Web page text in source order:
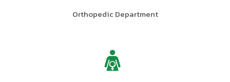
Orthopedic Department